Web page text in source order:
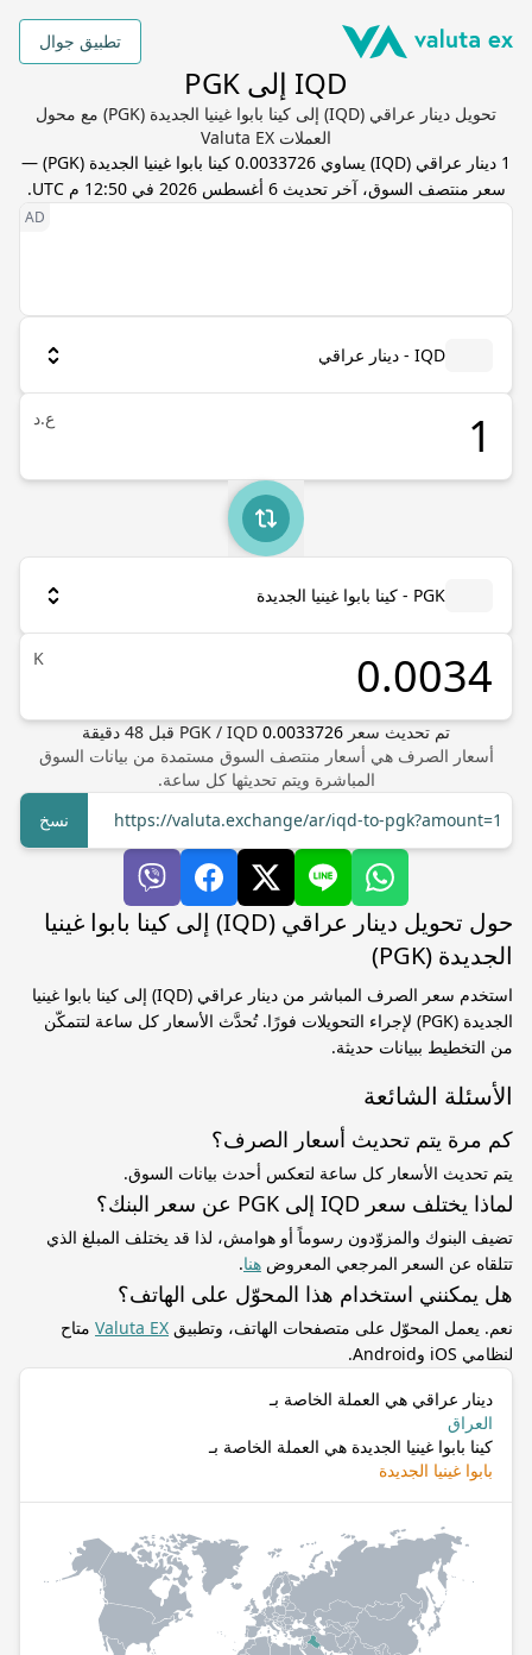
تطبيق جوال
IQD إلى PGK
تحويل دينار عراقي (IQD) إلى كينا بابوا غينيا الجديدة (PGK) مع محول
العملات Valuta EX
1 دينار عراقي (
IQD) يساوي 0.0033726 كينا بابوا غينيا الجديدة (
PGK
) —
سعر منتصف السوق، آخر تحديث6 أغسطس 2026 في 12:50 م UTC .
IQD - دينار عراقي
ع.د
PGK - كينا بابوا غينيا الجديدة
K
تم تحديث سعر PGK / IQD 0.0033726 قبل 48 دقيقة
أسعار الصرف هي أسعار منتصف السوق مستمدة من بيانات السوق
المباشرة ويتم تحديثها كل ساعة.
https://valuta.exchange/ar/iqd-to-pgk?amount=1
نسخ
حول تحويل دينار عراقي (IQD) إلى كينا بابوا غينيا
الجديدة (PGK)
استخدم سعر الصرف المباشر من دينار عراقي (IQD) إلى كينا بابوا غينيا
الجديدة (PGK) لإجراء التحويلات فورًا. تُحدَّث الأسعار كل ساعة لتتمكّن
من التخطيط ببيانات حديثة.
الأسئلة الشائعة
كم مرة يتم تحديث أسعار الصرف؟
يتم تحديث الأسعار كل ساعة لتعكس أحدث بيانات السوق.
لماذا يختلف سعر IQD إلى PGK عن سعر البنك؟
تضيف البنوك والمزوّدون رسوماً أو هوامش، لذا قد يختلف المبلغ الذي
تتلقاه عن السعر المرجعي المعروض هنا.
هل يمكنني استخدام هذا المحوّل على الهاتف؟
نعم. يعمل المحوّل على متصفحات الهاتف، وتطبيق Valuta EX متاح
لنظامي iOS وAndroid.
دينار عراقي هي العملة الخاصة بـ
العراق
كينا بابوا غينيا الجديدة هي العملة الخاصة بـ
بابوا غينيا الجديدة